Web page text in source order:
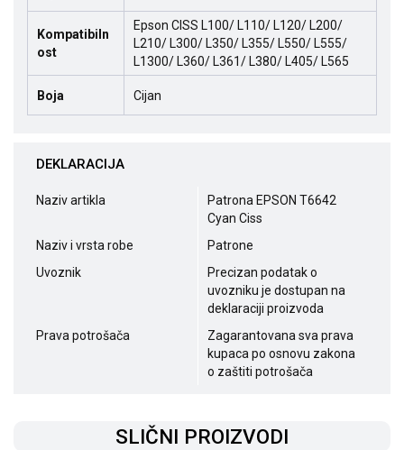
Kompatibiln
ost
Epson CISS L100/ L110/ L120/ L200/
L210/ L300/ L350/ L355/ L550/ L555/
L1300/ L360/ L361/ L380/ L405/ L565
Boja Cijan
DEKLARACIJA
Naziv artikla
Patrona EPSON T6642
Cyan Ciss
Naziv i vrsta robe
Patrone
Uvoznik
Precizan podatak o
uvozniku je dostupan na
deklaraciji proizvoda
Prava potrošača
Zagarantovana sva prava
kupaca po osnovu zakona
o zaštiti potrošača
SLIČNI PROIZVODI